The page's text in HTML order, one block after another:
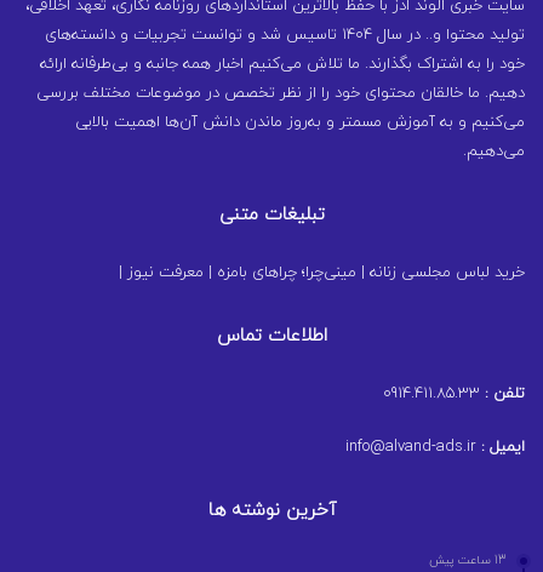
سایت خبری الوند ادز با حفظ بالاترین استانداردهای روزنامه نگاری، تعهد اخلاقی،
تولید محتوا و.. در سال ۱۴۰۴ تاسیس شد و توانست تجربیات و دانسته‌های
خود را به اشتراک بگذارند. ما تلاش می‌کنیم اخبار همه جانبه و بی‌طرفانه ارائه
دهیم. ما خالقان محتوای خود را از نظر تخصص در موضوعات مختلف بررسی
می‌کنیم و به آموزش مسمتر و به‌روز ماندن دانش آن‌ها اهمیت بالایی
می‌دهیم.
تبلیغات متنی
خرید لباس مجلسی زنانه | مینی‌چرا؛ چراهای بامزه | معرفت نیوز |
اطلاعات تماس
تلفن :
ایمیل :
آخرین نوشته ها
13 ساعت پیش